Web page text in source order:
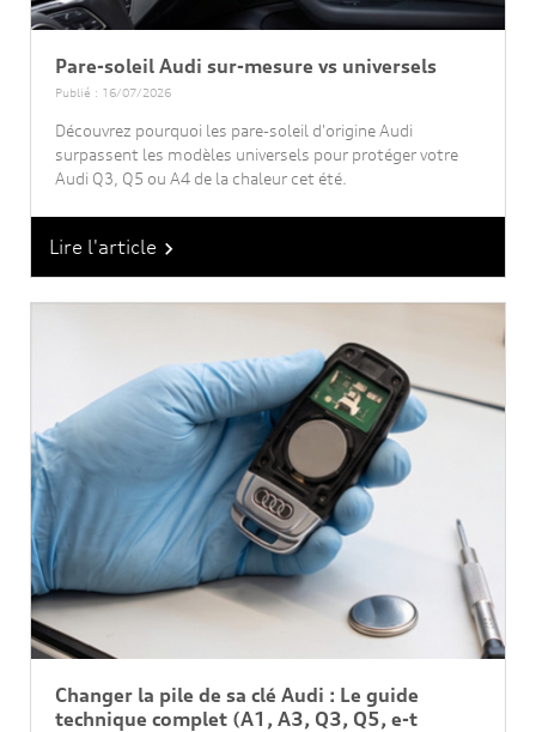
Pare-soleil Audi sur-mesure vs universels
Publié : 16/07/2026
Découvrez pourquoi les pare-soleil d'origine Audi
surpassent les modèles universels pour protéger votre
Audi Q3, Q5 ou A4 de la chaleur cet été.
Lire l'article 
Changer la pile de sa clé Audi : Le guide
technique complet (A1, A3, Q3, Q5, e-t